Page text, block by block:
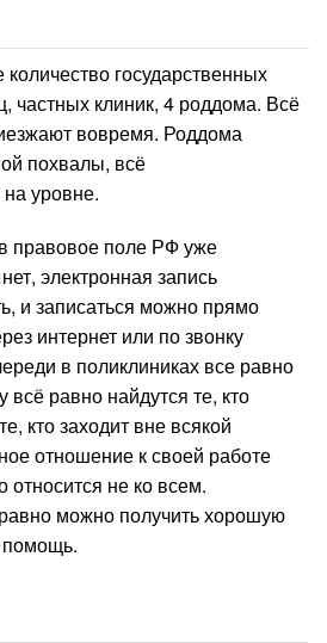
государственных
частных клиник, 4 роддома. Всё
вовремя. Роддома
похвалы, всё
уровне.
правовое поле РФ уже
электронная запись
и записаться можно прямо
интернет или по звонку
в поликлиниках все равно
всё равно найдутся те, кто
кто заходит вне всякой
отношение к своей работе
относится не ко всем.
можно получить хорошую